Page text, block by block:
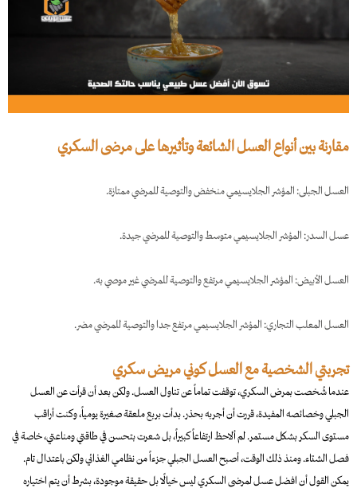
مقارنة بين أنواع العسل الشائعة وتأثيرها على مرضى السكري
العسل الجبلى: المؤشر الجلايسيمي منخفض والتوصية للمرضي ممتازة.
عسل السدر: المؤشر الجلايسيمي متوسط والتوصية للمرضي جيدة.
العسل الأبيض: المؤشر الجلايسيمي مرتفع والتوصية للمرضي غير موصي به.
العسل المعلب التجاري: المؤشر الجلايسيمي مرتفع جدا والتوصية للمرضي مضر.
تجربتي الشخصية مع العسل كوني مريض سكري
عندما شُخصت بمرض السكري، توقفت تماماً عن تناول العسل. ولكن بعد أن قرأت عن العسل
الجبلي وخصائصه المفيدة، قررت أن أجربه بحذر. بدأت بربع ملعقة صغيرة يومياً، وكنت أراقب
مستوى السكر بشكل مستمر. لم ألاحظ ارتفاعاً كبيراً، بل شعرت بتحسن في طاقتي ومناعتي، خاصة في
فصل الشتاء. ومنذ ذلك الوقت، أصبح العسل الجبلي جزءاً من نظامي الغذائي ولكن باعتدال تام.
يمكن القول أن افضل عسل لمرضى السكري ليس خيالًا بل حقيقة موجودة، بشرط أن يتم اختياره